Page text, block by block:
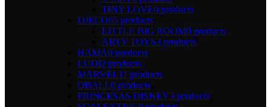
TINY LOVE0 products
DJECO65 products
LITTLE BIG ROOM0 products
ARTY TOYS3 products
HAMA0 products
LUDI2 products
MARVEL11 products
OBALL0 products
PRINCESAS DISNEY3 products